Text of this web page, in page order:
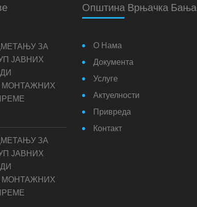
ЗА
ЈАВНИХ
ЗА
ЈАВНИХ
Општина Врњачка Бања
О Нама
Документа
Услуге
Актуелности
Привреда
Контакт